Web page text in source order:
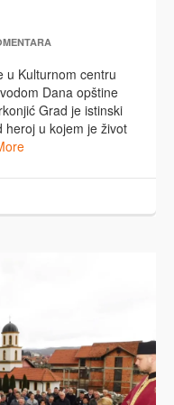
u Kulturnom centru
Dana opštine
Grad je istinski
heroj u kojem je život